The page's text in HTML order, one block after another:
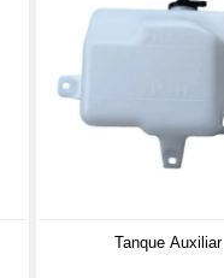
Tanque Auxiliar